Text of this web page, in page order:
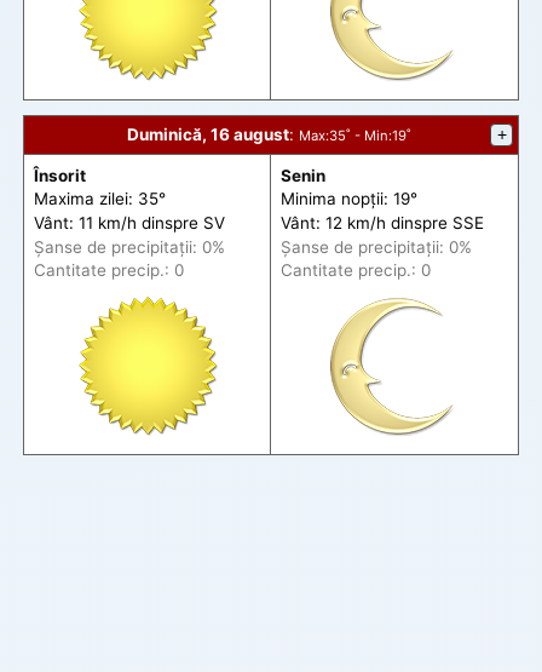
Duminică, 16 august: Max:35˚ - Min:19˚ +
Însorit
Maxima zilei: 35°
Vânt: 11 km/h dinspre SV
Șanse de precipitații: 0%
Cantitate precip.: 0
Senin
Minima nopții: 19°
Vânt: 12 km/h dinspre SSE
Șanse de precipitații: 0%
Cantitate precip.: 0